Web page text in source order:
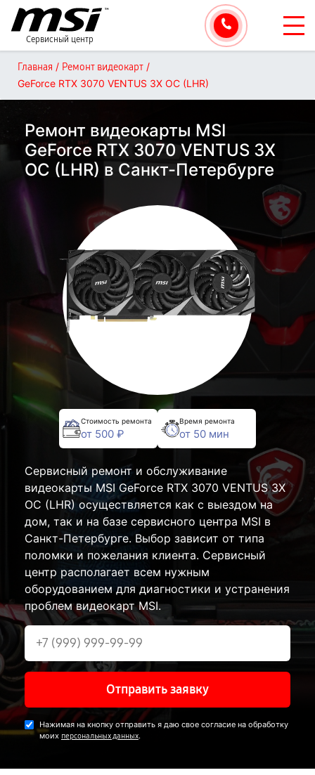
Сервисный центр
Главная / Ремонт видеокарт /
GeForce RTX 3070 VENTUS 3X OC (LHR)
Ремонт видеокарты MSI
GeForce RTX 3070 VENTUS 3X
OC (LHR) в Санкт-Петербурге
Стоимость ремонта
от 500 ₽
Время ремонта
от 50 мин
Сервисный ремонт и обслуживание
видеокарты MSI GeForce RTX 3070 VENTUS 3X
OC (LHR) осуществляется как с выездом на
дом, так и на базе сервисного центра MSI в
Санкт-Петербурге. Выбор зависит от типа
поломки и пожелания клиента. Сервисный
центр располагает всем нужным
оборудованием для диагностики и устранения
проблем видеокарт MSI.
Отправить заявку
Нажимая на кнопку отправить я даю свое согласие на обработку
моих персональных данных.